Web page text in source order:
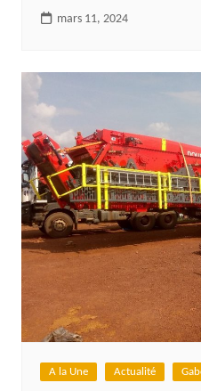
mars 11, 2024
A la Une Actualité